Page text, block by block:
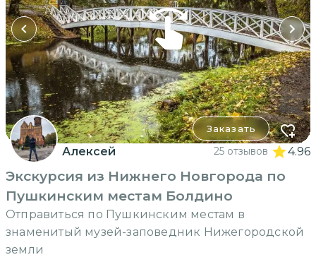
Заказать
Алексей 25 отзывов 4.96
Экскурсия из Нижнего Новгорода по
Пушкинским местам Болдино
Отправиться по Пушкинским местам в
знаменитый музей-заповедник Нижегородской
земли